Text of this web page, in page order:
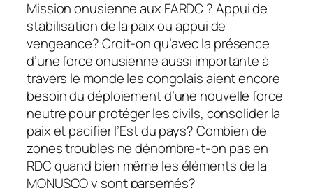
Mission onusienne aux FARDC ? Appui de
stabilisation de la paix ou appui de
vengeance? Croit-on qu’avec la présence
d’une force onusienne aussi importante à
travers le monde les congolais aient encore
besoin du déploiement d’une nouvelle force
neutre pour protéger les civils, consolider la
paix et pacifier l’Est du pays? Combien de
zones troubles ne dénombre-t-on pas en
RDC quand bien même les éléments de la
MONUSCO y sont parsemés?